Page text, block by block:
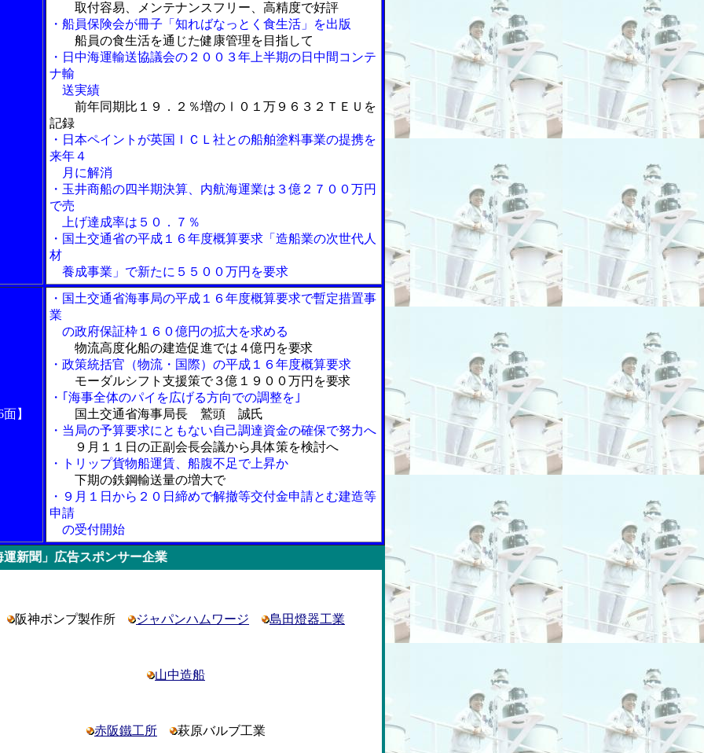
取付容易、メンテナンスフリー、高精度で好評
・船員保険会が冊子「知ればなっとく食生活」を出版
船員の食生活を通じた健康管理を目指して
・日中海運輸送協議会の２００３年上半期の日中間コンテ
ナ輸
送実績
前年同期比１９．２％増のⅠ０１万９６３２ＴＥＵを
記録
・日本ペイントが英国ＩＣＬ社との船舶塗料事業の提携を
来年４
月に解消
・玉井商船の四半期決算、内航海運業は３億２７００万円
で売
上げ達成率は５０．７％
・国土交通省の平成１６年度概算要求「造船業の次世代人
材
養成事業」で新たに５５００万円を要求
】
・国土交通省海事局の平成１６年度概算要求で暫定措置事
業
の政府保証枠１６０億円の拡大を求める
物流高度化船の建造促進では４億円を要求
・政策統括官（物流・国際）の平成１６年度概算要求
モーダルシフト支援策で３億１９００万円を要求
・｢海事全体のパイを広げる方向での調整を｣
国土交通省海事局長 鷲頭 誠氏
・当局の予算要求にともない自己調達資金の確保で努力へ
９月１１日の正副会長会議から具体策を検討へ
・トリップ貨物船運賃、船腹不足で上昇か
下期の鉄鋼輸送量の増大で
・９月１日から２０日締めで解撤等交付金申請とむ建造等
申請
の受付開始
ポンサー企業
阪神ポンプ製作所 ジャパンハムワージ 島田燈器工業
山中造船
赤阪鐵工所 萩原バルブ工業